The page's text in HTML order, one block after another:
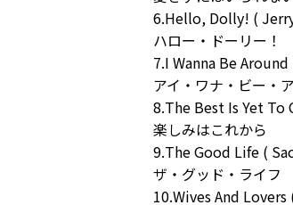
6.Hello, Dolly! (
ハロー・ドーリー！
7.I Wanna Be
アイ・ワナ・ビー・
8.The Best Is Yet
楽しみはこれから
9.The Good Life (
ザ・グッド・ライフ
10.Wives And